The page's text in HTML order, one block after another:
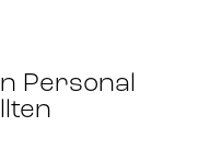
Personal